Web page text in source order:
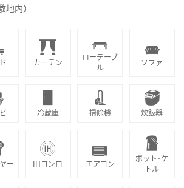
内）
カーテン
ローテーブ
ル
ソファ
冷蔵庫 掃除機 炊飯器
ー IHコンロ エアコン
ポット･ケ
トル